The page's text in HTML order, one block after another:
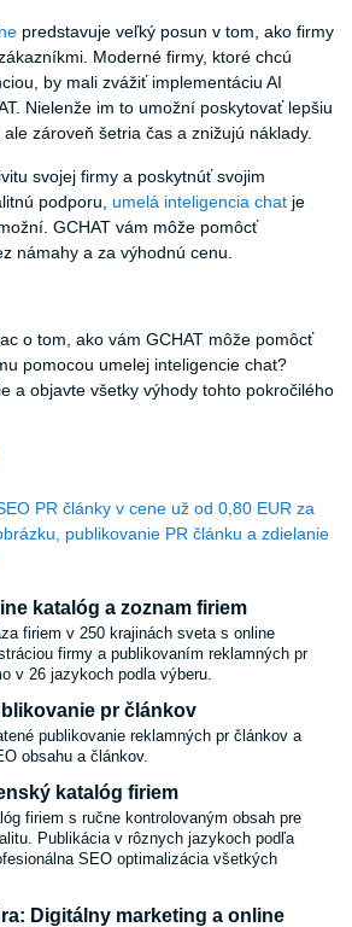
predstavuje veľký posun v tom, ako firmy
Moderné firmy, ktoré chcú
by mali zvážiť implementáciu AI
Nielenže im to umožní poskytovať lepšiu
zároveň šetria čas a znižujú náklady.
svojej firmy a poskytnúť svojim
podporu, umelá inteligencia chat je
GCHAT vám môže pomôcť
námahy a za výhodnú cenu.
o tom, ako vám GCHAT môže pomôcť
pomocou umelej inteligencie chat?
a objavte všetky výhody tohto pokročilého
PR články v cene už od 0,80 EUR za
publikovanie PR článku a zdielanie
katalóg a zoznam firiem
firiem v 250 krajinách sveta s online
firmy a publikovaním reklamných pr
v 26 jazykoch podla výberu.
pr článkov
publikovanie reklamných pr článkov a
obsahu a článkov.
katalóg firiem
firiem s ručne kontrolovaným obsah pre
Publikácia v rôznych jazykoch podľa
SEO optimalizácia všetkých
Digitálny marketing a online